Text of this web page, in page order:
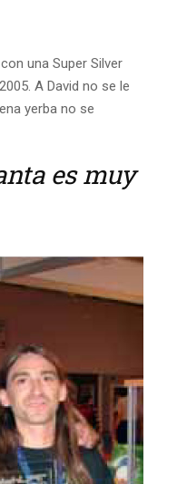
una Super Silver
A David no se le
yerba no se
es muy